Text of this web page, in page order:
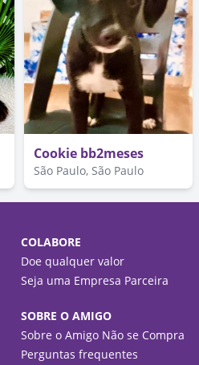
Cookie bb2meses
São Paulo, São Paulo
COLABORE
Doe qualquer valor
Seja uma Empresa Parceira
SOBRE O AMIGO
Sobre o Amigo Não se Compra
Perguntas frequentes